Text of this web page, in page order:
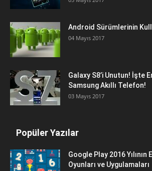
Android Sürümlerinin
04 Mayıs 2017
Galaxy S8’i Unutun! İşte
Samsung Akıllı Telefon!
03 Mayıs 2017
Popüler Yazılar
Google Play 2016 Yılının
Oyunları ve Uygulamaları